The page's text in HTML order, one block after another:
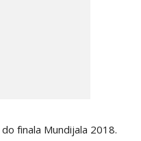
finala Mundijala 2018.